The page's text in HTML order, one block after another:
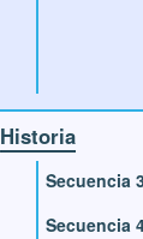
Historia
Secuencia
Secuencia